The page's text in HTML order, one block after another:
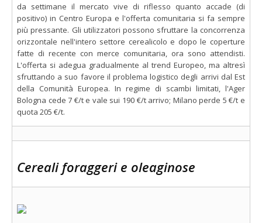
da settimane il mercato vive di riflesso quanto accade (di
positivo) in Centro Europa e l'offerta comunitaria si fa sempre
più pressante. Gli utilizzatori possono sfruttare la concorrenza
orizzontale nell'intero settore cerealicolo e dopo le coperture
fatte di recente con merce comunitaria, ora sono attendisti.
L'offerta si adegua gradualmente al trend Europeo, ma altresì
sfruttando a suo favore il problema logistico degli arrivi dal Est
della Comunità Europea. In regime di scambi limitati, l'Ager
Bologna cede 7 €/t e vale sui 190 €/t arrivo; Milano perde 5 €/t e
quota 205 €/t.
Cereali foraggeri e oleaginose